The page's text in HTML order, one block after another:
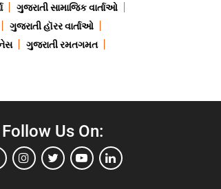
ગુજરાતી સામાજિક વાર્તાઓ
ગુજરાતી હૉરર વાર્તાઓ
ગુજરાતી રમતગમત
Follow Us On: